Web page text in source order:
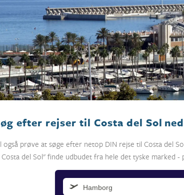
efter rejser til Costa del Sol
også prøve at søge efter netop DIN rejse til Costa del
del Sol" finde udbudet fra hele det tyske marked -